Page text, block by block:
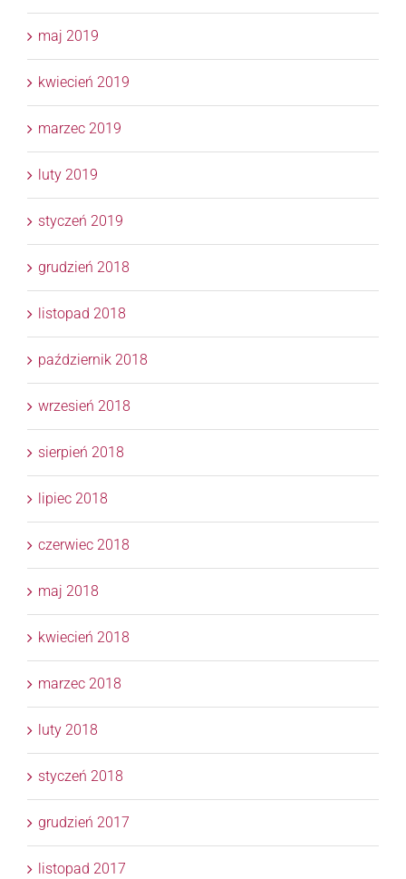
maj 2019
kwiecień 2019
marzec 2019
luty 2019
styczeń 2019
grudzień 2018
listopad 2018
październik 2018
wrzesień 2018
sierpień 2018
lipiec 2018
czerwiec 2018
maj 2018
kwiecień 2018
marzec 2018
luty 2018
styczeń 2018
grudzień 2017
listopad 2017